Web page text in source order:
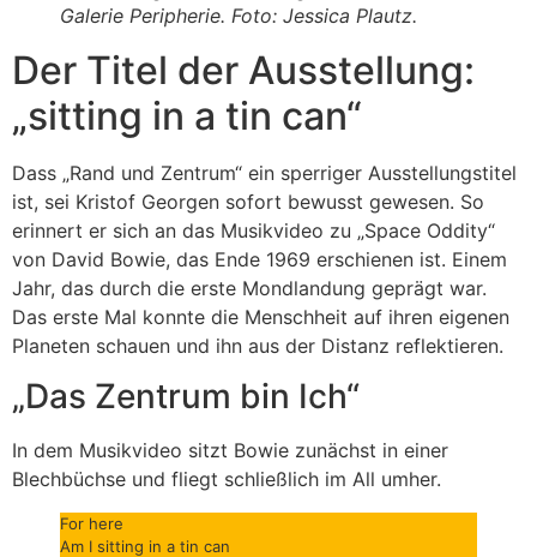
Galerie Peripherie. Foto: Jessica Plautz.
Der Titel der Ausstellung:
„sitting in a tin can“
Dass „Rand und Zentrum“ ein sperriger Ausstellungstitel
ist, sei Kristof Georgen sofort bewusst gewesen. So
erinnert er sich an das Musikvideo zu „Space Oddity“
von David Bowie, das Ende 1969 erschienen ist. Einem
Jahr, das durch die erste Mondlandung geprägt war.
Das erste Mal konnte die Menschheit auf ihren eigenen
Planeten schauen und ihn aus der Distanz reflektieren.
„Das Zentrum bin Ich“
In dem Musikvideo sitzt Bowie zunächst in einer
Blechbüchse und fliegt schließlich im All umher.
For here
Am I sitting in a tin can